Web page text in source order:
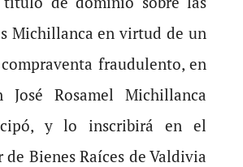
Michillanca en virtud de un
fraudulento, en
Rosamel Michillanca
y lo inscribirá en el
de Bienes Raíces de Valdivia